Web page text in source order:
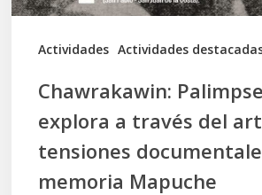
Actividades Actividades
tensiones
documentales
memoria
Mapuche
Chawrakawin:
explora a través del
tensiones
memoria Mapuche